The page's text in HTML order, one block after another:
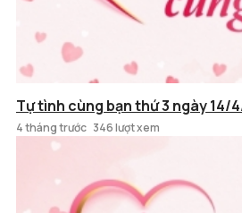
Tự tình cùng bạn thứ 3 ngày 14/
4 tháng trước 346 lượt xem